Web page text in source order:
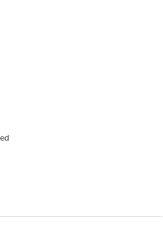
MED Å LØSE PROBLEMET DITT?